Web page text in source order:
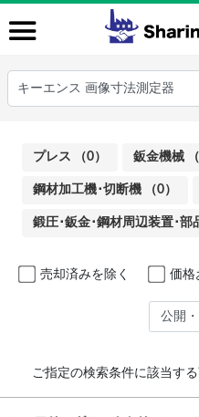
プレス （0） 鈑金機械 （
鋼材加工機･切断機 （0）
鍛圧･鈑金･鋼材周辺装置･部
売却済みを除く 価格
ご指定の検索条件に該当す